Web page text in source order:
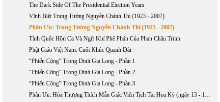
The Dark Side Of The Presidential Election Years
Vĩnh Biệt Trung Tướng Nguyễn Chánh Thi (1923 - 2007)
Phân Ưu: Trung Tướng Nguyễn Chánh Thi (1923 - 2007)
Tỉnh Quốc Hồn Ca Và Ngữ Khí Phê Phán Của Phan Châu Trinh
Phật Giáo Việt Nam: Cuối Khúc Quanh Dài
“Phiến Cộng” Trong Dinh Gia Long - Phần 1
“Phiến Cộng” Trong Dinh Gia Long - Phần 2
“Phiến Cộng” Trong Dinh Gia Long - Phần 3
Phân Ưu: Hòa Thượng Thích Mẫn Giác Viên Tịch Tại Hoa Kỳ (ngày 13 - 10 - 2006)